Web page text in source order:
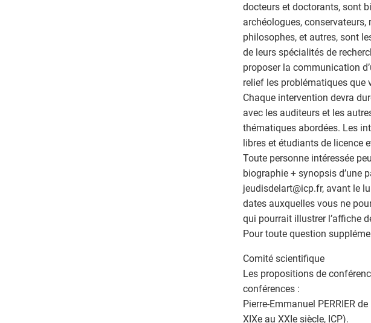
docteurs et doctorants, sont
archéologues,
philosophes, et autres, sont
de leurs spécialités de
proposer la communication
relief les problématiques que
Chaque intervention devra
avec les auditeurs et les
thématiques abordées. Les
libres et étudiants de licence
Toute personne intéressée
biographie + synopsis d’une
jeudisdelart@icp.fr, avant le
dates auxquelles vous ne
qui pourrait illustrer l’affiche
Pour toute question
Comité scientifique
Les propositions de
conférences :
Pierre-Emmanuel PERRIER
XIXe au XXIe siècle, ICP).